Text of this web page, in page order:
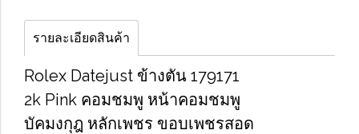
รายละเอียดสินค้า
Rolex Datejust ข้างตัน 179171
2k Pink คอมชมพู หน้าคอมชมพู
บัคมงกุฎ หลักเพชร ขอบเพชรสอด